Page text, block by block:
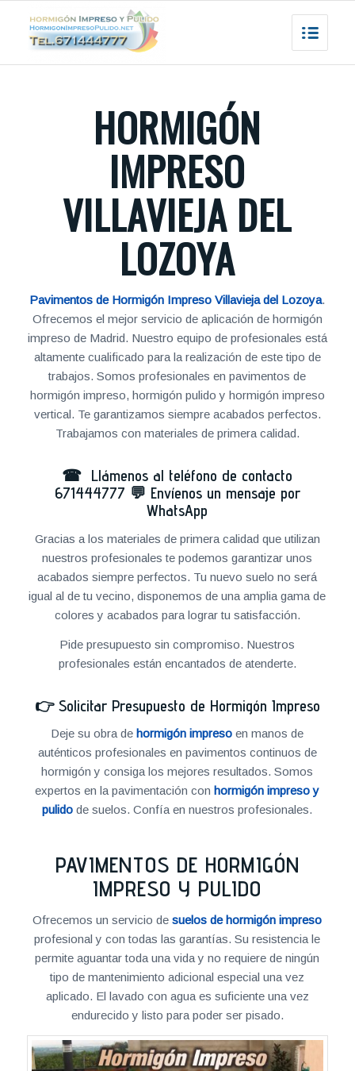
HORMIGÓN
IMPRESO
VILLAVIEJA DEL
LOZOYA
Pavimentos de Hormigón Impreso Villavieja del Lozoya.
Ofrecemos el mejor servicio de aplicación de hormigón
impreso de Madrid. Nuestro equipo de profesionales está
altamente cualificado para la realización de este tipo de
trabajos. Somos profesionales en pavimentos de
hormigón impreso, hormigón pulido y hormigón impreso
vertical. Te garantizamos siempre acabados perfectos.
Trabajamos con materiales de primera calidad.
☎ Llámenos al teléfono de contacto
671444777 💬 Envíenos un mensaje por
WhatsApp
Gracias a los materiales de primera calidad que utilizan
nuestros profesionales te podemos garantizar unos
acabados siempre perfectos. Tu nuevo suelo no será
igual al de tu vecino, disponemos de una amplia gama de
colores y acabados para lograr tu satisfacción.
Pide presupuesto sin compromiso. Nuestros
profesionales están encantados de atenderte.
👉 Solicitar Presupuesto de Hormigón Impreso
Deje su obra dehormigón impreso en manos de
auténticos profesionales en pavimentos continuos de
hormigón y consiga los mejores resultados. Somos
expertos en la pavimentación conhormigón impreso y
pulido de suelos. Confía en nuestros profesionales.
PAVIMENTOS DE HORMIGÓN
IMPRESO Y PULIDO
Ofrecemos un servicio desuelos de hormigón impreso
profesional y con todas las garantías. Su resistencia le
permite aguantar toda una vida y no requiere de ningún
tipo de mantenimiento adicional especial una vez
aplicado. El lavado con agua es suficiente una vez
endurecido y listo para poder ser pisado.